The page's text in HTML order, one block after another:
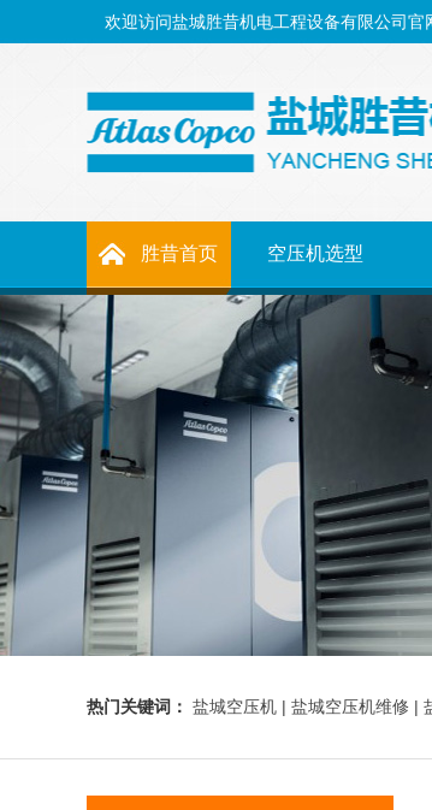
欢迎访问盐城胜昔机电工程设备有限公司官
胜昔首页 空压机选型
热门关键词： 盐城空压机 | 盐城空压机维修 |